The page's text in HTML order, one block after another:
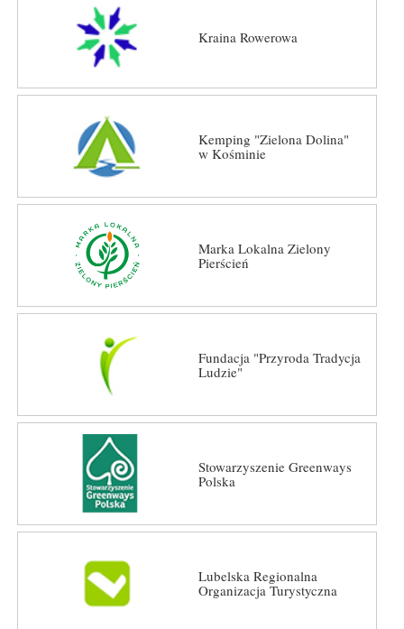
Kraina Rowerowa
Kemping "Zielona Dolina"
w Kośminie
Marka Lokalna Zielony
Pierścień
Fundacja "Przyroda Tradycja
Ludzie"
Stowarzyszenie Greenways
Polska
Lubelska Regionalna
Organizacja Turystyczna